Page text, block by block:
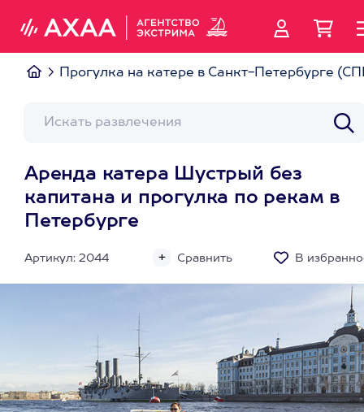
Прогулка на катере в Санкт-Петербурге
Аренда катера Шустрый без
капитана и прогулка по рекам в
Петербурге
Артикул: 2044 Сравнить В